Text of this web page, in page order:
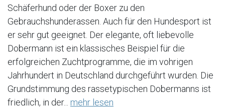
Schäferhund oder der Boxer zu den
Gebrauchshunderassen. Auch für den Hundesport ist
er sehr gut geeignet. Der elegante, oft liebevolle
Dobermann ist ein klassisches Beispiel für die
erfolgreichen Zuchtprogramme, die im vohrigen
Jahrhundert in Deutschland durchgeführt wurden. Die
Grundstimmung des rassetypischen Dobermanns ist
friedlich, in der... mehr lesen